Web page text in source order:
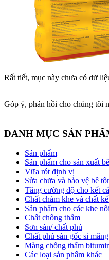
Rất tiết, mục này chưa có dữ
Góp ý, phản hồi cho chúng tôi
DANH MỤC SẢN
Sản phẩm
Sản phẩm cho sản xuất
Vữa rót định vị
Sửa chữa và bảo vệ bê
Tăng cường độ cho kết
Chất chám khe và chất
Sản phẩm cho các khe nối
Chất chống thấm
Sơn sàn/ chất phủ
Chất phủ sàn gốc si măng
Màng chống thấm
Các loại sản phẩm khác